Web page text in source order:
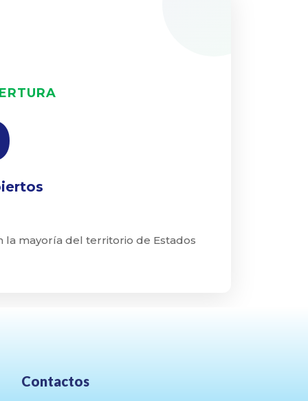
la mayoría del territorio de Estados
Contactos